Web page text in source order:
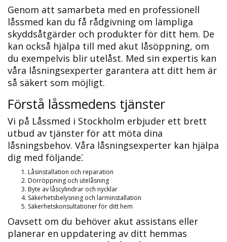
Genom att samarbeta med en professionell
låssmed kan du få rådgivning om lämpliga
skyddsåtgärder och produkter för ditt hem.​ De
kan också hjälpa till med akut låsöppning, om
du exempelvis blir utelåst.​ Med sin expertis kan
våra låsningsexperter garantera att ditt hem är
så säkert som möjligt.​
Förstå låssmedens tjänster
Vi på Låssmed i Stockholm erbjuder ett brett
utbud av tjänster för att möta dina
låsningsbehov. Våra låsningsexperter kan hjälpa
dig med följande⁚
Låsinstallation och reparation
Dörröppning och utelåsning
Byte av låscylindrar och nycklar
Säkerhetsbelysning och larminstallation
Säkerhetskonsultationer för ditt hem
Oavsett om du behöver akut assistans eller
planerar en uppdatering av ditt hemmas